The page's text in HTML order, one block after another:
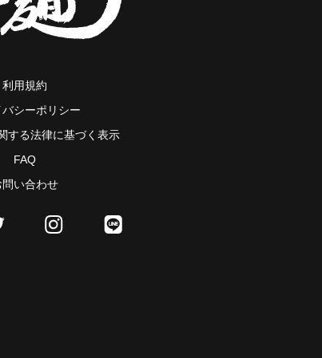
利用規約
バシーポリシー
する法律に基づく表示
FAQ
問い合わせ